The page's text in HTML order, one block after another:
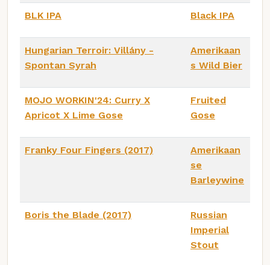
BLK IPA Black IPA
Hungarian Terroir: Villány -
Spontan Syrah
Amerikaan
s Wild Bier
MOJO WORKIN'24: Curry X
Apricot X Lime Gose
Fruited
Gose
Franky Four Fingers (2017)
Amerikaan
se
Barleywine
Boris the Blade (2017)
Russian
Imperial
Stout